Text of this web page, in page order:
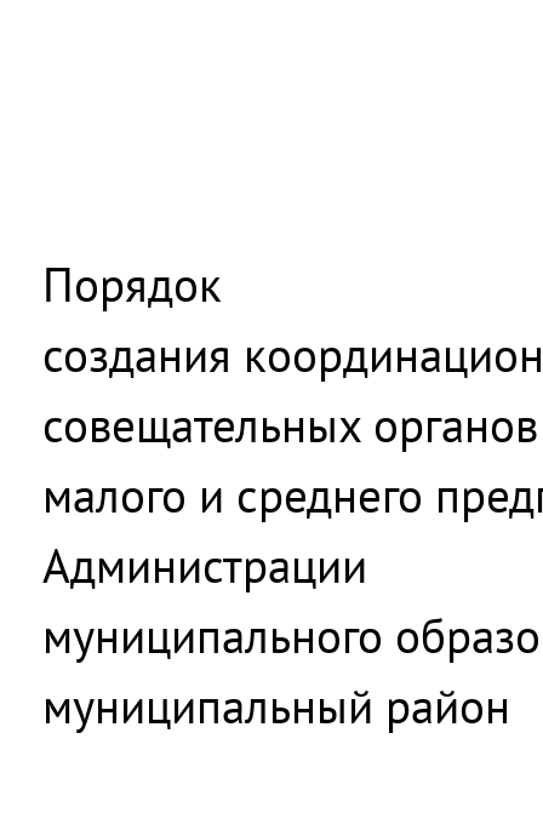
Порядок
создания
совещательных
малого и среднего
Администрации
муниципального
муниципальный район